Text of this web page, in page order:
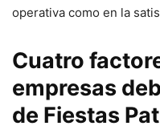
operativa como en la
Cuatro
empresas
de Fiestas